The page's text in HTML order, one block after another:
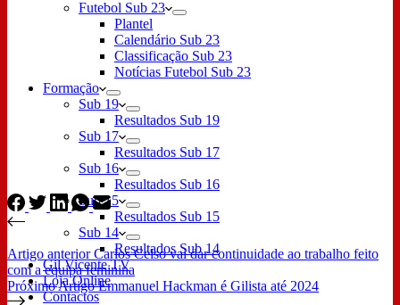
Futebol Sub 23
Plantel
Calendário Sub 23
Classificação Sub 23
Notícias Futebol Sub 23
Formação
Sub 19
Resultados Sub 19
Sub 17
Resultados Sub 17
Sub 16
Resultados Sub 16
Sub 15
Resultados Sub 15
Sub 14
Resultados Sub 14
Gil Vicente TV
Loja Online
Contactos
Artigo anteriorCarlos Celso vai dar continuidade ao trabalho feito
com a equipa feminina
PróximoArtigo Emmanuel Hackman é Gilista até 2024